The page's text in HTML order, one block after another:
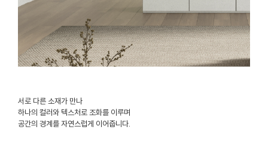
서로 다른 소재가 만나
하나의 컬러와 텍스처로 조화를 이루며
공간의 경계를 자연스럽게 이어줍니다.